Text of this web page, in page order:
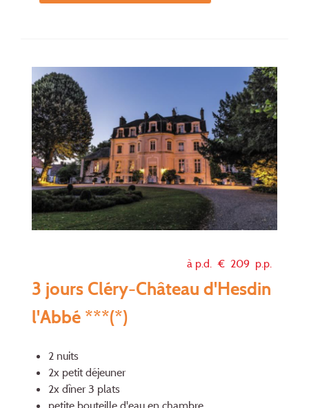
à p.d. € 209 p.p.
3 jours Cléry-Château d'Hesdin
l'Abbé ***(*)
2 nuits
2x petit déjeuner
2x dîner 3 plats